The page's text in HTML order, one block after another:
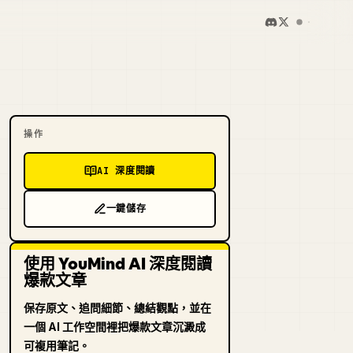
操作
AI 深度閱讀
一鍵儲存
使用 YouMind AI 深度閱讀
爆款文章
保存原文、追問細節、總結觀點，並在
一個 AI 工作空間裡把爆款文章沉澱成
可複用筆記。